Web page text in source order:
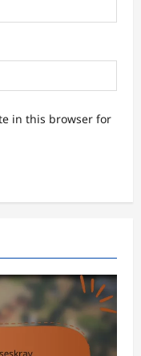
in this browser for